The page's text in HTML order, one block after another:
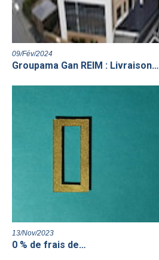
09/Fév/2024
Groupama Gan REIM : Livraison…
13/Nov/2023
0 % de frais de…